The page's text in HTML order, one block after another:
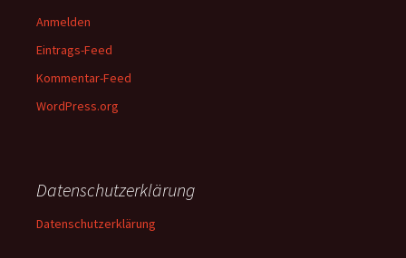
Anmelden
Eintrags-Feed
Kommentar-Feed
WordPress.org
Datenschutzerklärung
Datenschutzerklärung